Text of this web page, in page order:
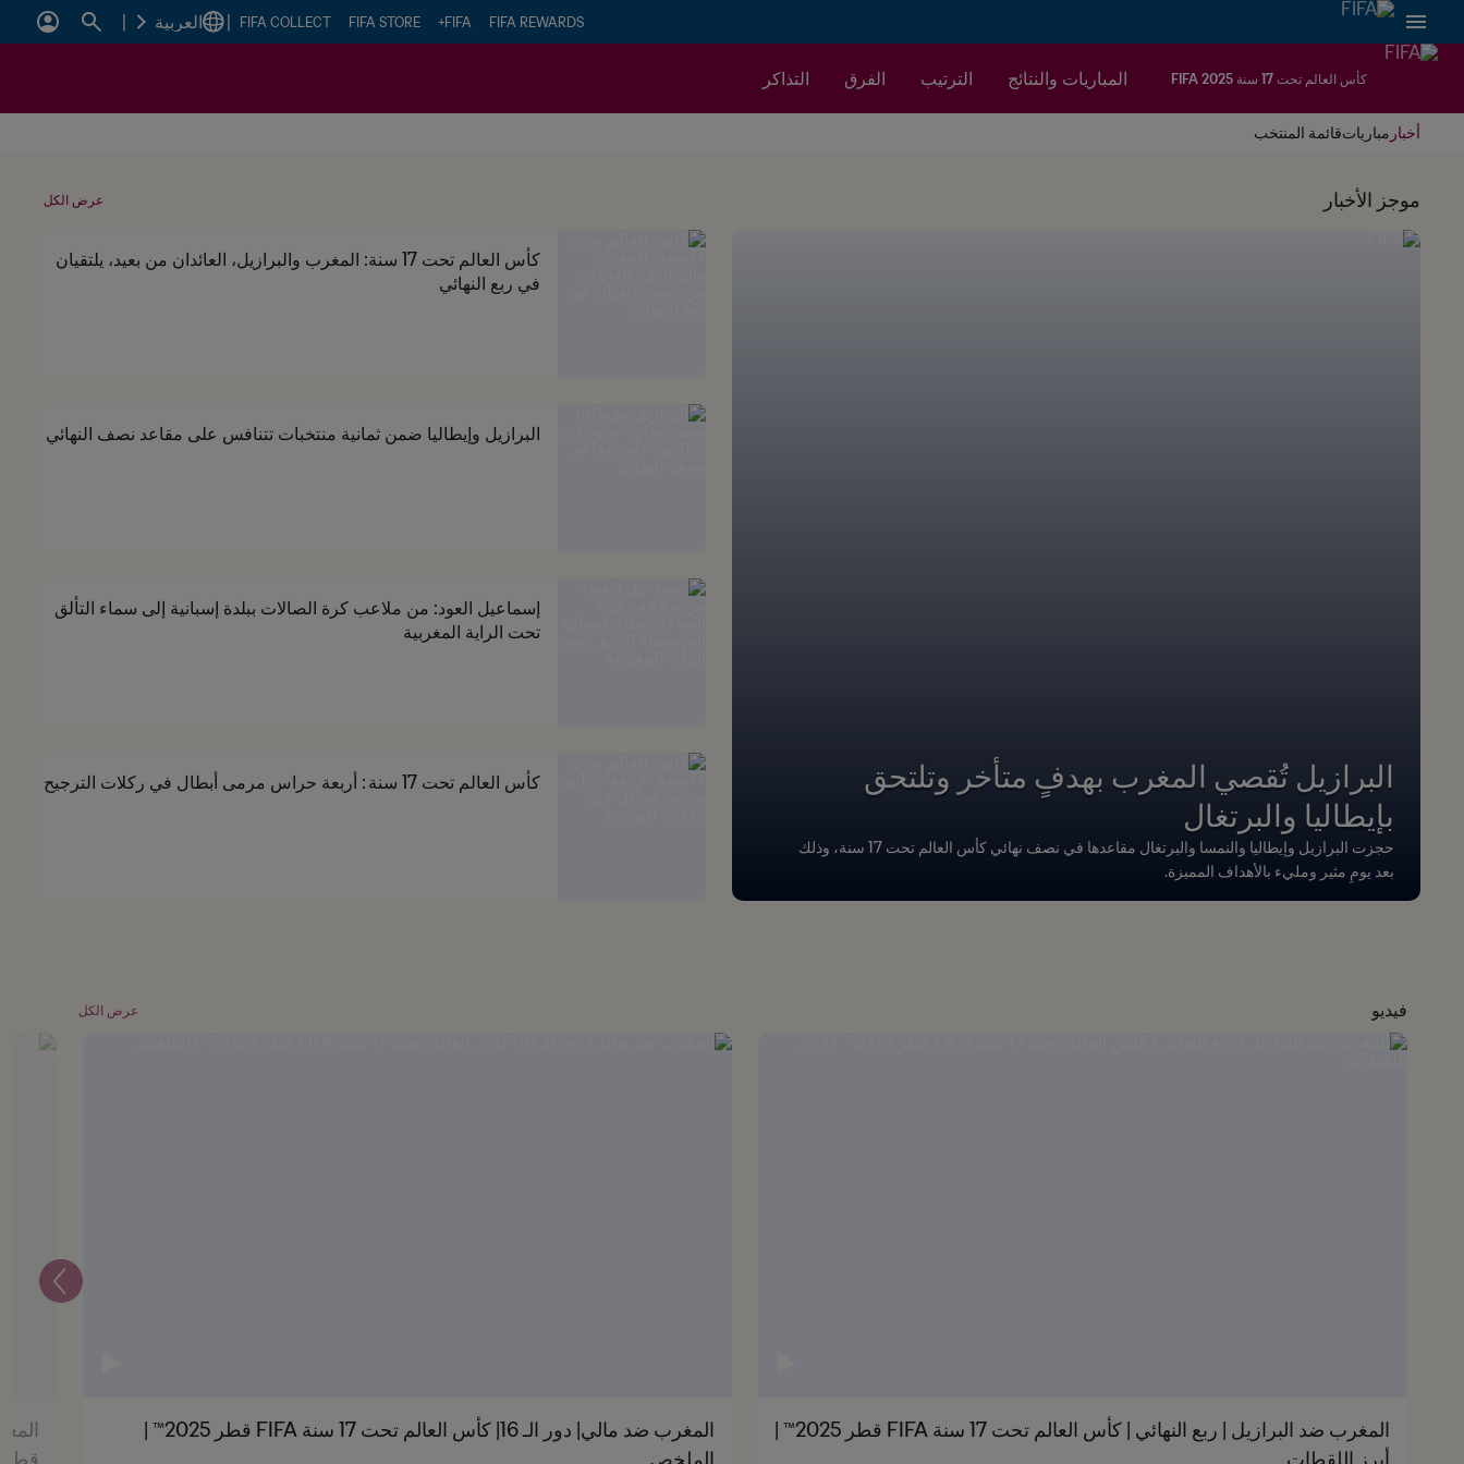
FIFA REWARDS
FIFA+
FIFA STORE
FIFA COLLECT العربية
كأس العالم تحت 17 سنة FIFA 2025 المباريات والنتائج الترتيب الفرق التذاكر
أخبار مبارياتقائمة المنتخب
موجز الأخبار عرض الكل
البرازيل تُقصي المغرب بهدفٍ متأخر وتلتحق
بإيطاليا والبرتغال
حجزت البرازيل وإيطاليا والنمسا والبرتغال مقاعدها في نصف نهائي كأس العالم تحت 17 سنة، وذلك
بعد يومٍ مثير ومليء بالأهداف المميزة.
كأس العالم تحت 17 سنة: المغرب والبرازيل، العائدان من بعيد، يلتقيان
في ربع النهائي
البرازيل وإيطاليا ضمن ثمانية منتخبات تتنافس على مقاعد نصف النهائي
إسماعيل العود: من ملاعب كرة الصالات ببلدة إسبانية إلى سماء التألق
تحت الراية المغربية
كأس العالم تحت 17 سنة : أربعة حراس مرمى أبطال في ركلات الترجيح
فيديو عرض الكل
المغرب ضد البرازيل | ربع النهائي | كأس العالم تحت 17 سنة FIFA قطر 2025™ |
المغرب ضد مالي| دور الـ 16| كأس العالم تحت 17 سنة FIFA قطر 2025™ |
التالي